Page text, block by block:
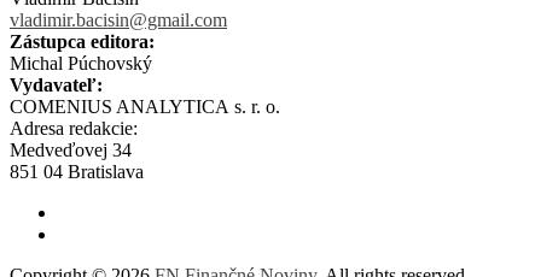
vladimir.bacisin@gmail.com
Zástupca editora:
Michal Púchovský
Vydavateľ:
COMENIUS ANALYTICA s. r. o.
Adresa redakcie:
Medveďovej 34
851 04 Bratislava